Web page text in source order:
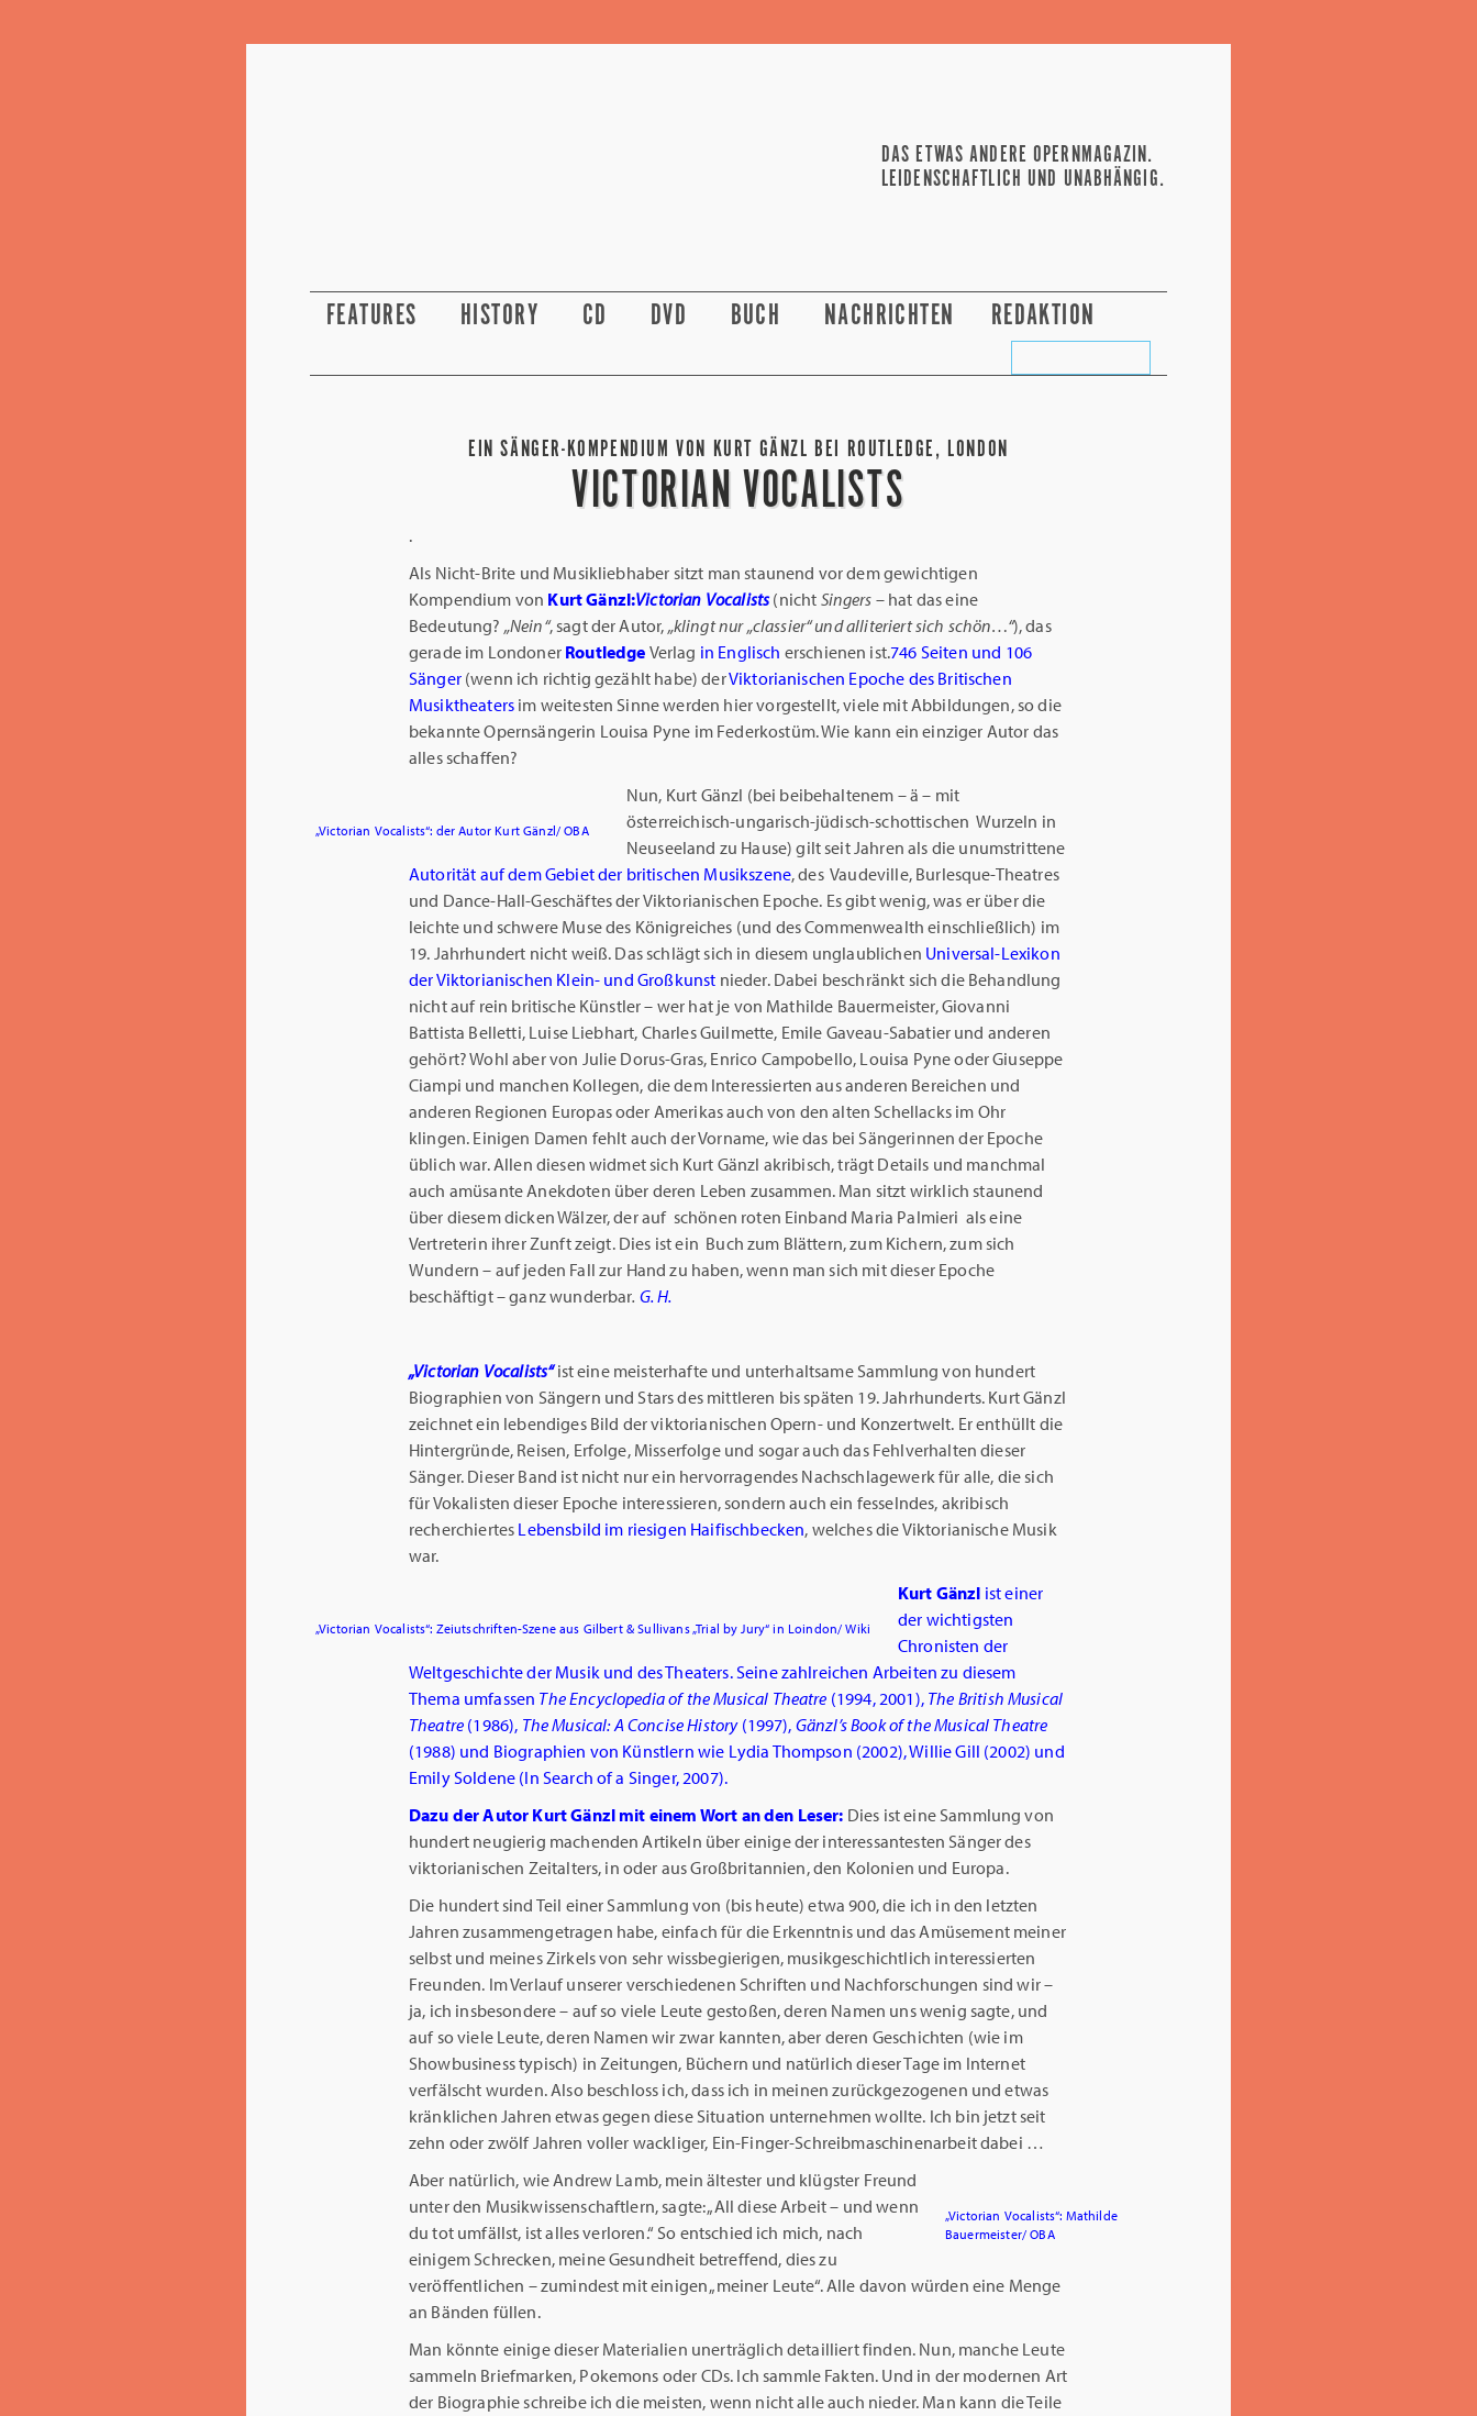
DAS ETWAS ANDERE OPERNMAGAZIN.
LEIDENSCHAFTLICH UND UNABHÄNGIG.
FEATURES HISTORY CD DVD BUCH NACHRICHTEN REDAKTION
EIN SÄNGER-KOMPENDIUM VON KURT GÄNZL BEI ROUTLEDGE, LONDON
VICTORIAN VOCALISTS
.
Als Nicht-Brite und Musikliebhaber sitzt man staunend vor dem gewichtigen
Kompendium von Kurt Gänzl:Victorian Vocalists(nicht Singers – hat das eine
Bedeutung? „Nein“, sagt der Autor, „klingt nur „classier“ und alliteriert sich schön…“), das
gerade im Londoner Routledge Verlag in Englisch erschienen ist.746 Seiten und 106
Sänger(wenn ich richtig gezählt habe) derViktorianischen Epoche des Britischen
Musiktheaters im weitesten Sinne werden hier vorgestellt, viele mit Abbildungen, so die
bekannte Opernsängerin Louisa Pyne im Federkostüm. Wie kann ein einziger Autor das
alles schaffen?
„Victorian Vocalists“: der Autor Kurt Gänzl/ OBA
Nun, Kurt Gänzl (bei beibehaltenem – ä – mit
österreichisch-ungarisch-jüdisch-schottischen Wurzeln in
Neuseeland zu Hause) gilt seit Jahren als die unumstrittene
Autorität auf dem Gebiet der britischen Musikszene, des Vaudeville, Burlesque-Theatres
und Dance-Hall-Geschäftes der Viktorianischen Epoche. Es gibt wenig, was er über die
leichte und schwere Muse des Königreiches (und des Commenwealth einschließlich) im
19. Jahrhundert nicht weiß. Das schlägt sich in diesem unglaublichen Universal-Lexikon
der Viktorianischen Klein- und Großkunst nieder. Dabei beschränkt sich die Behandlung
nicht auf rein britische Künstler – wer hat je von Mathilde Bauermeister, Giovanni
Battista Belletti, Luise Liebhart, Charles Guilmette, Emile Gaveau-Sabatier und anderen
gehört? Wohl aber von Julie Dorus-Gras, Enrico Campobello, Louisa Pyne oder Giuseppe
Ciampi und manchen Kollegen, die dem Interessierten aus anderen Bereichen und
anderen Regionen Europas oder Amerikas auch von den alten Schellacks im Ohr
klingen. Einigen Damen fehlt auch der Vorname, wie das bei Sängerinnen der Epoche
üblich war. Allen diesen widmet sich Kurt Gänzl akribisch, trägt Details und manchmal
auch amüsante Anekdoten über deren Leben zusammen. Man sitzt wirklich staunend
über diesem dicken Wälzer, der auf schönen roten Einband Maria Palmieri als eine
Vertreterin ihrer Zunft zeigt. Dies ist ein Buch zum Blättern, zum Kichern, zum sich
Wundern – auf jeden Fall zur Hand zu haben, wenn man sich mit dieser Epoche
beschäftigt – ganz wunderbar. G. H.
„Victorian Vocalists“ist eine meisterhafte und unterhaltsame Sammlung von hundert
Biographien von Sängern und Stars des mittleren bis späten 19. Jahrhunderts. Kurt Gänzl
zeichnet ein lebendiges Bild der viktorianischen Opern- und Konzertwelt. Er enthüllt die
Hintergründe, Reisen, Erfolge, Misserfolge und sogar auch das Fehlverhalten dieser
Sänger. Dieser Band ist nicht nur ein hervorragendes Nachschlagewerk für alle, die sich
für Vokalisten dieser Epoche interessieren, sondern auch ein fesselndes, akribisch
recherchiertes Lebensbild im riesigen Haifischbecken, welches die Viktorianische Musik
war.
„Victorian Vocalists“: Zeiutschriften-Szene aus Gilbert & Sullivans „Trial by Jury“ in Loindon/ Wiki
Kurt Gänzl ist einer
der wichtigsten
Chronisten der
Weltgeschichte der Musik und des Theaters. Seine zahlreichen Arbeiten zu diesem
Thema umfassen The Encyclopedia of the Musical Theatre (1994, 2001), The British Musical
Theatre (1986), The Musical: A Concise History(1997), Gänzl’s Book of the Musical Theatre
(1988) und Biographien von Künstlern wie Lydia Thompson (2002), Willie Gill (2002) und
Emily Soldene (In Search of a Singer, 2007).
Dazu der Autor Kurt Gänzl mit einem Wort an den Leser: Dies ist eine Sammlung von
hundert neugierig machenden Artikeln über einige der interessantesten Sänger des
viktorianischen Zeitalters, in oder aus Großbritannien, den Kolonien und Europa.
Die hundert sind Teil einer Sammlung von (bis heute) etwa 900, die ich in den letzten
Jahren zusammengetragen habe, einfach für die Erkenntnis und das Amüsement meiner
selbst und meines Zirkels von sehr wissbegierigen, musikgeschichtlich interessierten
Freunden. Im Verlauf unserer verschiedenen Schriften und Nachforschungen sind wir –
ja, ich insbesondere – auf so viele Leute gestoßen, deren Namen uns wenig sagte, und
auf so viele Leute, deren Namen wir zwar kannten, aber deren Geschichten (wie im
Showbusiness typisch) in Zeitungen, Büchern und natürlich dieser Tage im Internet
verfälscht wurden. Also beschloss ich, dass ich in meinen zurückgezogenen und etwas
kränklichen Jahren etwas gegen diese Situation unternehmen wollte. Ich bin jetzt seit
zehn oder zwölf Jahren voller wackliger, Ein-Finger-Schreibmaschinenarbeit dabei …
„Victorian Vocalists“: Mathilde
Bauermeister/ OBA
Aber natürlich, wie Andrew Lamb, mein ältester und klügster Freund
unter den Musikwissenschaftlern, sagte: „All diese Arbeit – und wenn
du tot umfällst, ist alles verloren.“ So entschied ich mich, nach
einigem Schrecken, meine Gesundheit betreffend, dies zu
veröffentlichen – zumindest mit einigen „meiner Leute“. Alle davon würden eine Menge
an Bänden füllen.
Man könnte einige dieser Materialien unerträglich detailliert finden. Nun, manche Leute
sammeln Briefmarken, Pokemons oder CDs. Ich sammle Fakten. Und in der modernen Art
der Biographie schreibe ich die meisten, wenn nicht alle auch nieder. Man kann die Teile